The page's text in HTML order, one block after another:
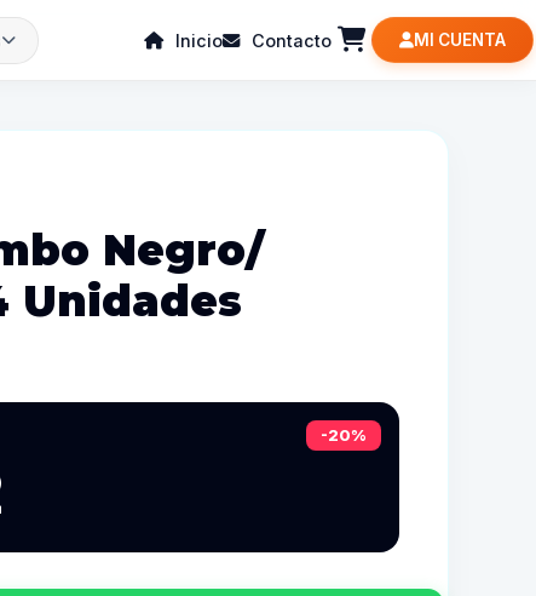
Inicio Contacto MI CUENTA
Negro/
Unidades
-20%